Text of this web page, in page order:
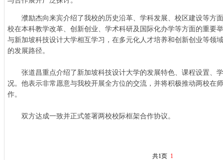
濮励杰向来宾介绍了我校的历史沿革、学科发展、校区建设等方
校在本科教学改革、创新创业、学术科研及国际化办学等方面的重要
与新加坡科技设计大学相互学习，在多元化人才培养和创新创业等领
的发展路径。
张道昌重点介绍了新加坡科技设计大学的发展特色、课程设置、
况。他表示非常愿意与我校开展全方位的交流，并将积极推动两校在
作。
双方达成一致并正式签署两校校际框架合作协议。
共1页 1